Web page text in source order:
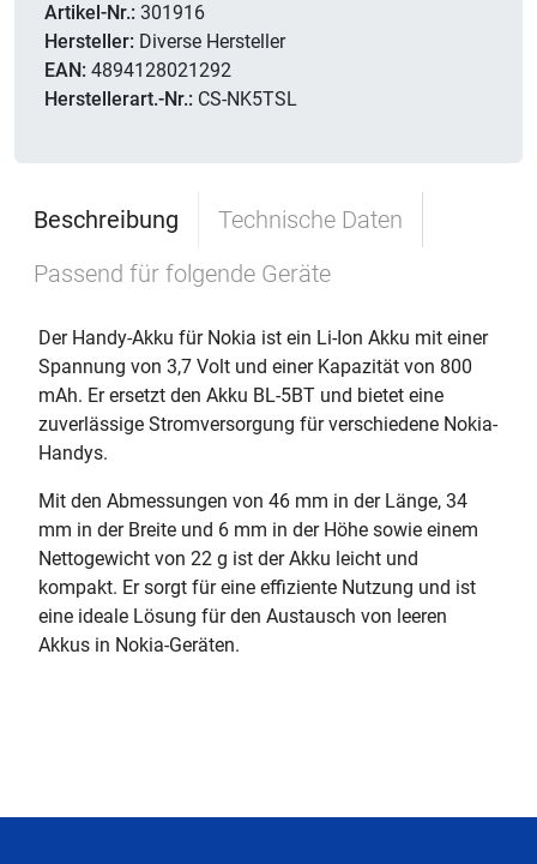
Artikel-Nr.: 301916
Hersteller: Diverse Hersteller
EAN: 4894128021292
Herstellerart.-Nr.: CS-NK5TSL
Beschreibung
Technische Daten
Passend für folgende Geräte
Der Handy-Akku für Nokia ist ein Li-Ion Akku mit einer
Spannung von 3,7 Volt und einer Kapazität von 800
mAh. Er ersetzt den Akku BL-5BT und bietet eine
zuverlässige Stromversorgung für verschiedene Nokia-
Handys.
Mit den Abmessungen von 46 mm in der Länge, 34
mm in der Breite und 6 mm in der Höhe sowie einem
Nettogewicht von 22 g ist der Akku leicht und
kompakt. Er sorgt für eine effiziente Nutzung und ist
eine ideale Lösung für den Austausch von leeren
Akkus in Nokia-Geräten.